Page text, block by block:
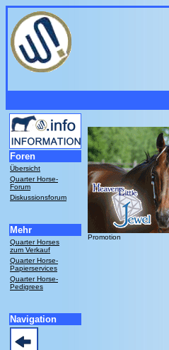
Foren
Übersicht
Quarter Horse-
Forum
Diskussionsforum
Mehr
Quarter Horses
zum Verkauf
Quarter Horse-
Papierservices
Quarter Horse-
Pedigrees
Navigation
Promotion